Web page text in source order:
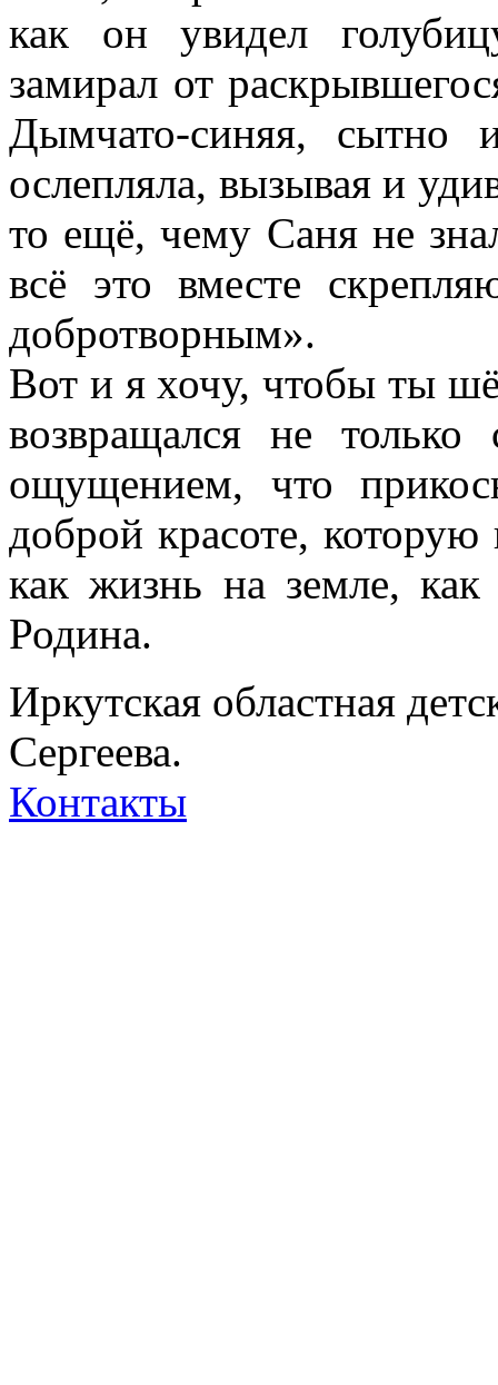
как он увидел
замирал от
Дымчато-синяя, сытно
ослепляла, вызывая и
то ещё, чему Саня не
всё это вместе
добротворным».
Вот и я хочу, чтобы ты
возвращался не
ощущением, что
доброй красоте,
как жизнь на земле,
Родина.
Иркутская областная
Сергеева.
Контакты